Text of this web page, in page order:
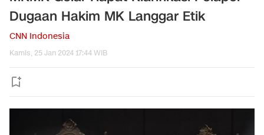
Dugaan Hakim MK Langgar Etik
CNN Indonesia
Kamis, 25 Jan 2024 17:44 WIB